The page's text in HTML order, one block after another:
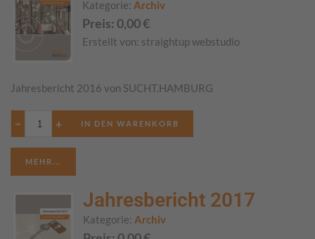
Kategorie: Archiv
Preis: 0,00€
Erstellt von: straightup webstudio
Jahresbericht 2016 von SUCHT.HAMBURG
− +
MEHR...
Jahresbericht 2017
Kategorie: Archiv